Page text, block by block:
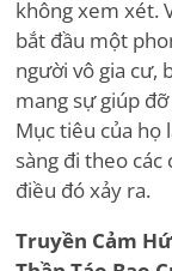
không xem xét.
bắt đầu một
người vô gia cư,
mang sự giúp
Mục tiêu của họ
sàng đi theo
điều đó xảy ra.
Truyền Cảm